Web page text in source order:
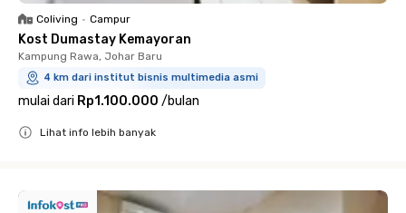
Coliving • Campur
Kost Dumastay Kemayoran
Kampung Rawa, Johar Baru
4 km dari institut bisnis multimedia asmi
mulai dari Rp1.100.000 /bulan
Lihat info lebih banyak